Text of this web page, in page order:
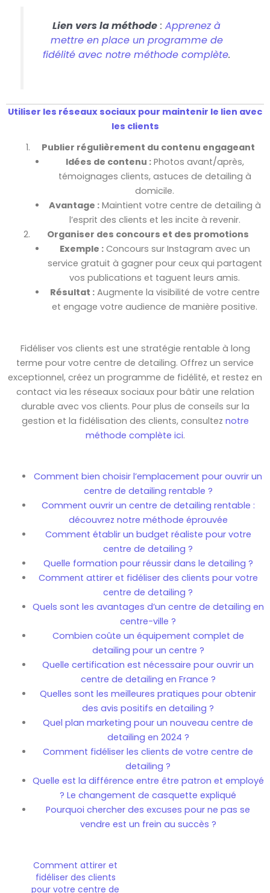
Lien vers la méthode : Apprenez à
mettre en place un programme de
fidélité avec notre méthode complète.
Utiliser les réseaux sociaux pour maintenir le lien avec
les clients
Publier régulièrement du contenu engageant
Idées de contenu :Photos avant/après,
témoignages clients, astuces de detailing à
domicile.
Avantage :Maintient votre centre de detailing à
l’esprit des clients et les incite à revenir.
Organiser des concours et des promotions
Exemple :Concours sur Instagram avec un
service gratuit à gagner pour ceux qui partagent
vos publications et taguent leurs amis.
Résultat :Augmente la visibilité de votre centre
et engage votre audience de manière positive.
Fidéliser vos clients est une stratégie rentable à long
terme pour votre centre de detailing. Offrez un service
exceptionnel, créez un programme de fidélité, et restez en
contact via les réseaux sociaux pour bâtir une relation
durable avec vos clients. Pour plus de conseils sur la
gestion et la fidélisation des clients, consultez notre
méthode complète ici.
Comment bien choisir l’emplacement pour ouvrir un
centre de detailing rentable ?
Comment ouvrir un centre de detailing rentable :
découvrez notre méthode éprouvée
Comment établir un budget réaliste pour votre
centre de detailing ?
Quelle formation pour réussir dans le detailing ?
Comment attirer et fidéliser des clients pour votre
centre de detailing ?
Quels sont les avantages d’un centre de detailing en
centre-ville ?
Combien coûte un équipement complet de
detailing pour un centre ?
Quelle certification est nécessaire pour ouvrir un
centre de detailing en France ?
Quelles sont les meilleures pratiques pour obtenir
des avis positifs en detailing ?
Quel plan marketing pour un nouveau centre de
detailing en 2024 ?
Comment fidéliser les clients de votre centre de
detailing ?
Quelle est la différence entre être patron et employé
? Le changement de casquette expliqué
Pourquoi chercher des excuses pour ne pas se
vendre est un frein au succès ?
Comment attirer et
fidéliser des clients
pour votre centre de